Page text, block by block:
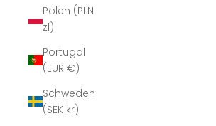
Polen (PLN
zł)
Portugal
(EUR €)
Schweden
(SEK kr)